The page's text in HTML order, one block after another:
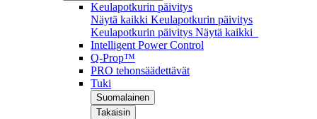
Keulapotkurin päivitys
Näytä kaikki Keulapotkurin päivitys
Keulapotkurin päivitys Näytä kaikki
Intelligent Power Control
Q-Prop™
PRO tehonsäädettävät
Tuki
Suomalainen
Takaisin